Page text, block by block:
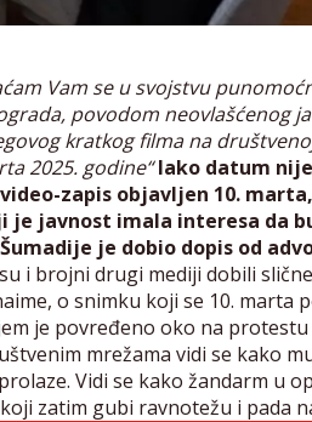
Vam se u svojstvu
povodom neovlašćenog
kratkog filma na
2025. godine“ Iako datum
zapis objavljen 10.
je javnost imala interesa da
je dobio dopis od
i brojni drugi mediji dobili
o snimku koji se 10. marta
je povređeno oko na protestu
mrežama vidi se kako
Vidi se kako žandarm u
zatim gubi ravnotežu i pada